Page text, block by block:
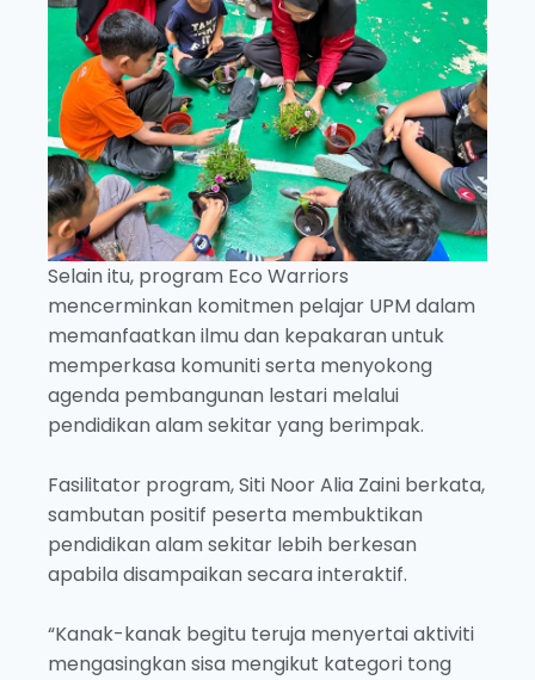
Selain itu, program Eco Warriors
mencerminkan komitmen pelajar UPM dalam
memanfaatkan ilmu dan kepakaran untuk
memperkasa komuniti serta menyokong
agenda pembangunan lestari melalui
pendidikan alam sekitar yang berimpak.
Fasilitator program, Siti Noor Alia Zaini berkata,
sambutan positif peserta membuktikan
pendidikan alam sekitar lebih berkesan
apabila disampaikan secara interaktif.
“Kanak-kanak begitu teruja menyertai aktiviti
mengasingkan sisa mengikut kategori tong